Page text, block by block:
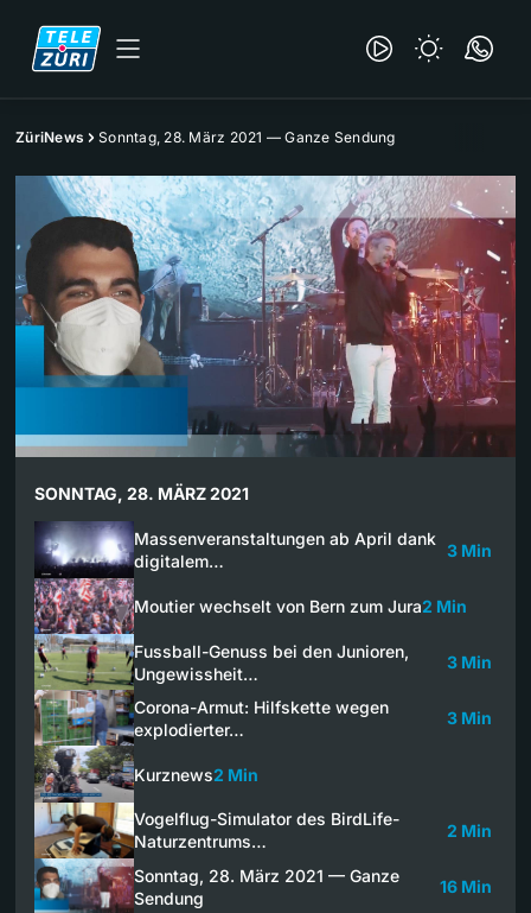
ZüriNews Sonntag, 28. März 2021 — Ganze Sendung
SONNTAG, 28. MÄRZ 2021
Massenveranstaltungen ab April dank
digitalem…
3 Min
Moutier wechselt von Bern zum Jura2 Min
Fussball-Genuss bei den Junioren,
Ungewissheit…
3 Min
Corona-Armut: Hilfskette wegen
explodierter…
3 Min
Kurznews2 Min
Vogelflug-Simulator des BirdLife-
Naturzentrums…
2 Min
Sonntag, 28. März 2021 — Ganze
Sendung
16 Min